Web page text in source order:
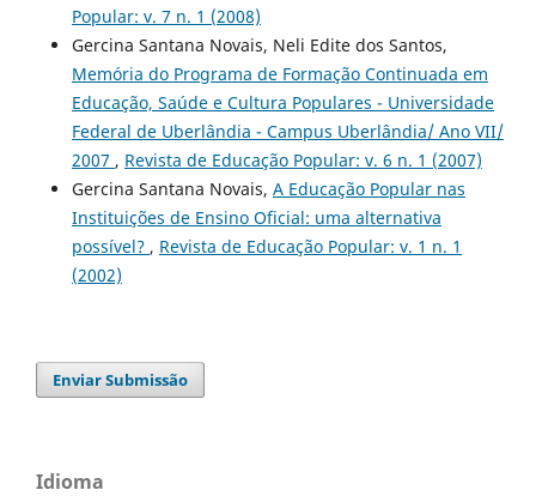
Popular: v. 7 n. 1 (2008)
Gercina Santana Novais, Neli Edite dos Santos,
Memória do Programa de Formação Continuada em
Educação, Saúde e Cultura Populares - Universidade
Federal de Uberlândia - Campus Uberlândia/ Ano VII/
2007 , Revista de Educação Popular: v. 6 n. 1 (2007)
Gercina Santana Novais, A Educação Popular nas
Instituições de Ensino Oficial: uma alternativa
possível? , Revista de Educação Popular: v. 1 n. 1
(2002)
Enviar Submissão
Idioma